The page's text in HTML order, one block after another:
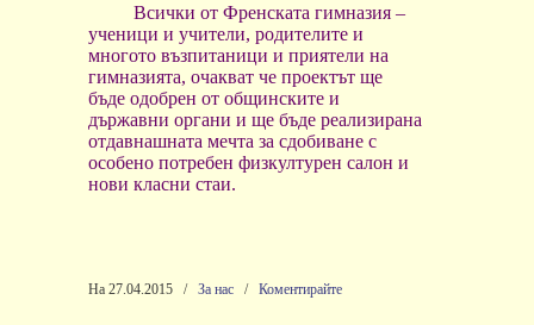
Всички от Френската гимназия –
ученици и учители, родителите и
многото възпитаници и приятели на
гимназията, очакват че проектът ще
бъде одобрен от общинските и
държавни органи и ще бъде реализирана
отдавнашната мечта за сдобиване с
особено потребен физкултурен салон и
нови класни стаи.
На 27.04.2015 / За нас / Коментирайте